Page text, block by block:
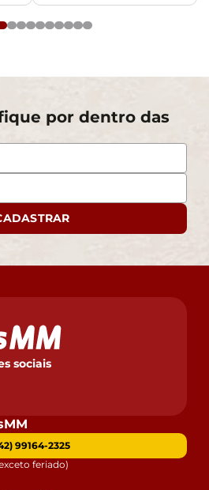
por dentro das
sociais
99164-2325
feriado)